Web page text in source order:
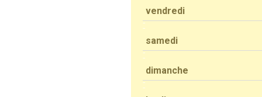
vendredi
samedi
dimanche